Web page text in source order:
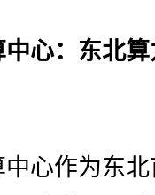
心：东北
心作为东北